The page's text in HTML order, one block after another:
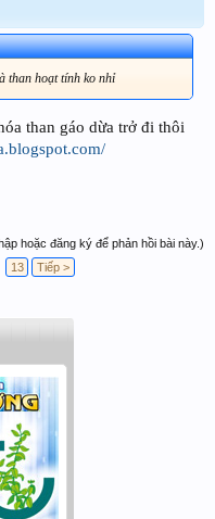
than hoạt tính ko nhỉ
than gáo dừa trở đi thôi
hoặc đăng ký để phản hồi bài này.)
13 Tiếp >